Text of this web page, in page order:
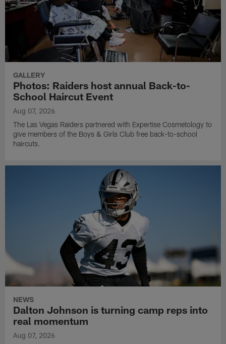
GALLERY
Photos: Raiders host annual Back-to-
School Haircut Event
Aug 07, 2026
The Las Vegas Raiders partnered with Expertise Cosmetology to
give members of the Boys & Girls Club free back-to-school
haircuts.
NEWS
Dalton Johnson is turning camp reps into
real momentum
Aug 07, 2026